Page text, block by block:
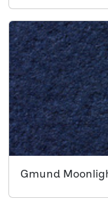
Gmund